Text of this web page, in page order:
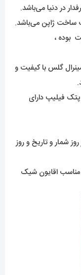
در دنیا می‌باشد.
ساخت ژاپن می‌باشد.
بوده ،
گلس با کیفیت و
فیلیپ دارای
شمار و تاریخ و روز
مناسب اقایون شیک